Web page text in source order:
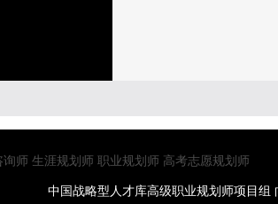
询师 生涯规划师 职业规划师 高考志愿规划师
中国战略型人才库高级职业规划师项目组